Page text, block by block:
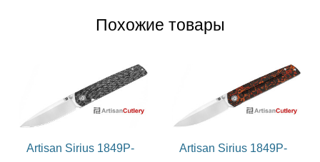
Похожие товары
Artisan Sirius 1849P-
Artisan Sirius 1849P-